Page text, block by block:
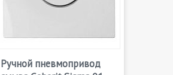
Ручной пневмопривод